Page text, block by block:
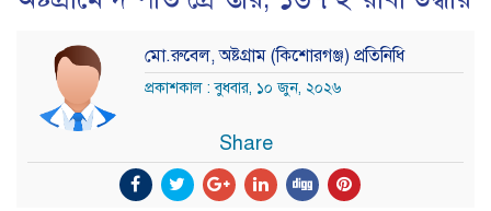
মো.রুবেল, অষ্টগ্রাম (কিশোরগঞ্জ) প্রতিনিধি
প্রকাশকাল : বুধবার, ১০ জুন, ২০২৬
Share